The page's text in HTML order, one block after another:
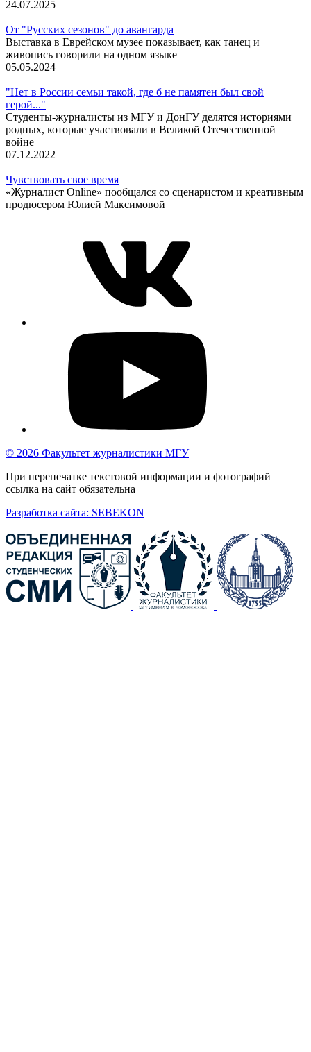
24.07.2025
От "Русских сезонов" до авангарда
Выставка в Еврейском музее показывает, как танец и
живопись говорили на одном языке
05.05.2024
"Нет в России семьи такой, где б не памятен был свой
герой..."
Студенты-журналисты из МГУ и ДонГУ делятся историями
родных, которые участвовали в Великой Отечественной
войне
07.12.2022
Чувствовать свое время
«Журналист Online» пообщался со сценаристом и креативным
продюсером Юлией Максимовой
© 2026 Факультет журналистики МГУ
При перепечатке текстовой информации и фотографий
ссылка на сайт обязательна
Разработка сайта: SEBEKON